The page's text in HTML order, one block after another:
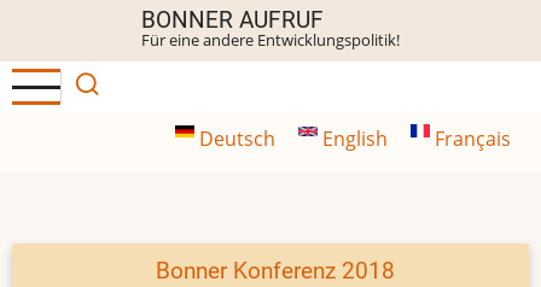
Inhalt
BONNER AUFRUF
Für eine andere Entwicklungspolitik!
Deutsch English Français
Bonner Konferenz 2018